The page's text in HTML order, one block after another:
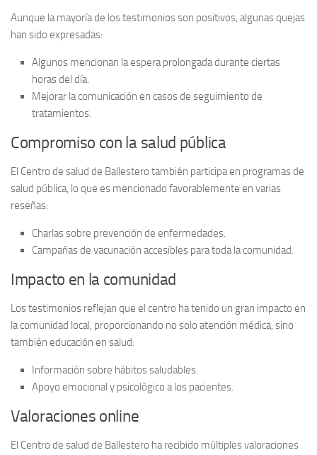
Aunque la mayoría de los testimonios son positivos, algunas quejas
han sido expresadas:
Algunos mencionan laesperaprolongada durante ciertas
horas del día.
Mejorar lacomunicación en casos de seguimiento de
tratamientos.
Compromiso con la salud pública
El Centro de salud de Ballestero también participa en programas de
salud pública, lo que es mencionado favorablemente en varias
reseñas:
Charlas sobre prevención de enfermedades.
Campañas de vacunación accesibles para toda la comunidad.
Impacto en la comunidad
Los testimonios reflejan que el centro ha tenido un gran impacto en
la comunidad local, proporcionando no solo atención médica, sino
también educación en salud:
Información sobre hábitos saludables.
Apoyo emocional y psicológico a los pacientes.
Valoraciones online
El Centro de salud de Ballestero ha recibido múltiplesvaloraciones